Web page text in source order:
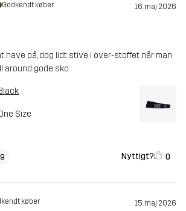
Godkendt køber 16. maj 2026
have på, dog lidt stive i over-stoffet når man
around gode sko.
Size
Nyttigt? 0
køber 15. maj 2026